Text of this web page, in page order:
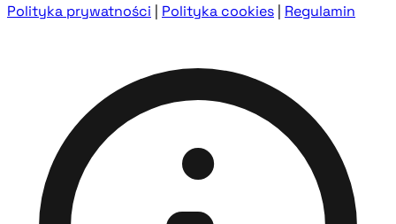
Polityka prywatności | Polityka cookies | Regulamin